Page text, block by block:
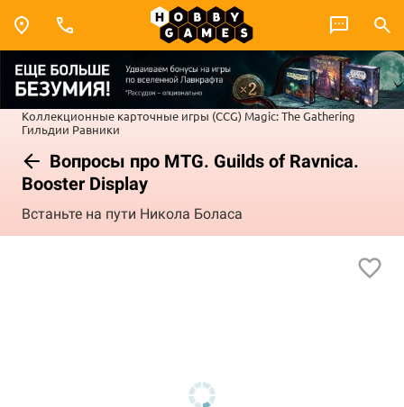
Коллекционные карточные игры (CCG) Magic: The Gathering
Гильдии Равники
Вопросы про MTG. Guilds of Ravnica.
Booster Display
Встаньте на пути Никола Боласа